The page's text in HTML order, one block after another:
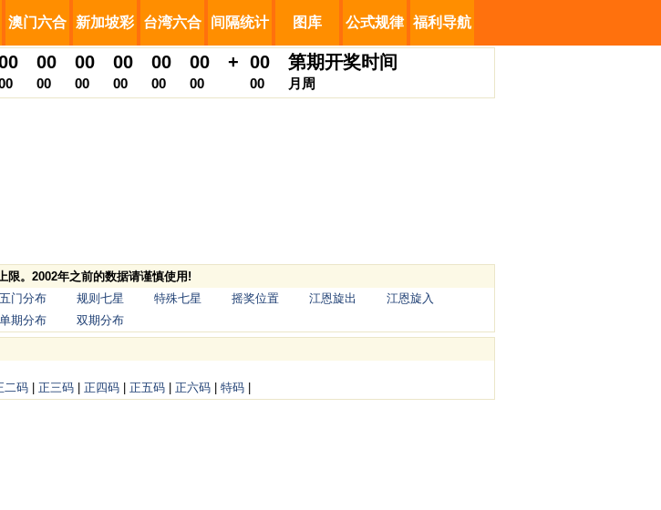
澳门六合 新加坡彩 台湾六合 间隔统计 图库 公式规律 福利导航
00 00 00 00 00 + 00 第期开奖时间
00 00 00 00 00 00 月 周
限。2002年之前的数据请谨慎使用!
五门分布 规则七星 特殊七星 摇奖位置 江恩旋出
江恩旋入
单期分布 双期分布
二码 正三码 正四码 正五码 正六码 特码